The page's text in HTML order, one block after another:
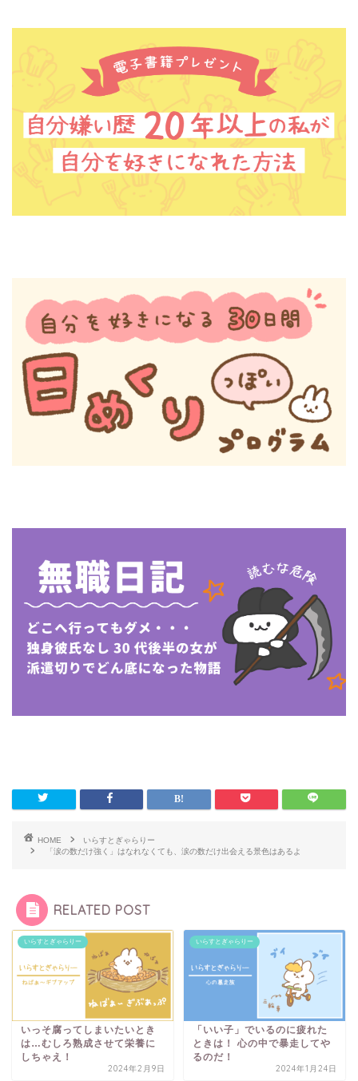
HOME
いらすとぎゃらりー
「涙の数だけ強く」はなれなくても、涙の数だけ出会える景色はあるよ
RELATED POST
いらすとぎゃらりー
いっそ腐ってしまいたいとき
は…むしろ熟成させて栄養に
しちゃえ！
2024年2月9日
いらすとぎゃらりー
「いい子」でいるのに疲れた
ときは！ 心の中で暴走してや
るのだ！
2024年1月24日